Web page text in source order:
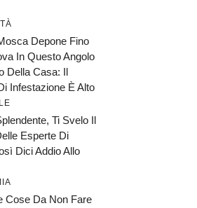
Depone Fino
In Questo Angolo
Della Casa: Il
Infestazione È Alto
Ti Svelo Il
Esperte Di
Dici Addio Allo
Cose Da Non Fare